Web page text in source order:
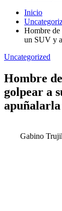
Inicio
Hombre de
un SUV y
Uncategorized
Hombre
golpear a
Gabino